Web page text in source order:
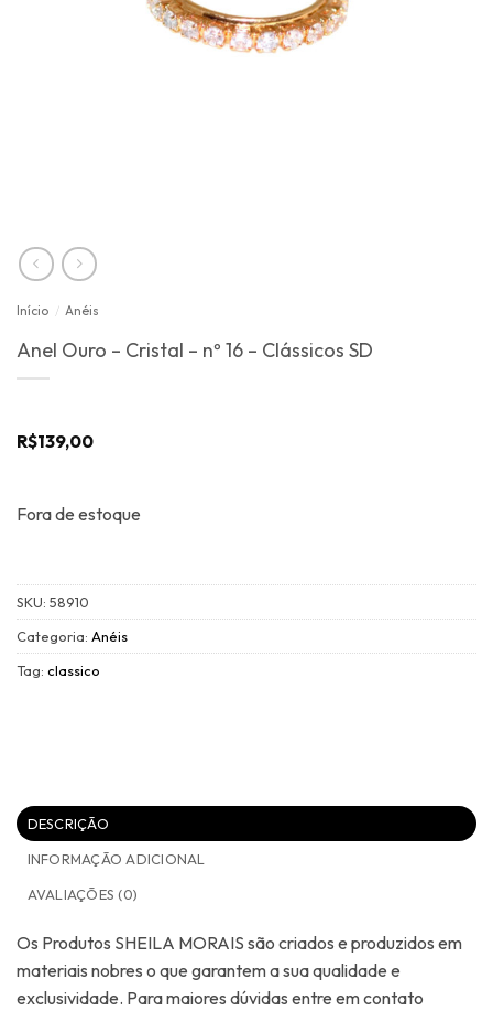
Início / Anéis
Anel Ouro – Cristal – nº 16 – Clássicos SD
R$139,00
Fora de estoque
SKU: 58910
Categoria: Anéis
Tag: classico
DESCRIÇÃO
INFORMAÇÃO ADICIONAL
AVALIAÇÕES (0)
Os Produtos SHEILA MORAIS são criados e produzidos em
materiais nobres o que garantem a sua qualidade e
exclusividade. Para maiores dúvidas entre em contato